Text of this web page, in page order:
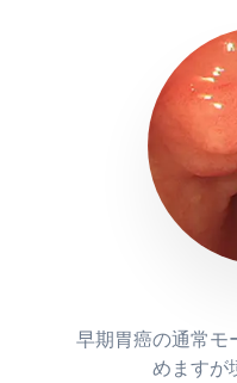
早期胃癌の通常モ
めますが